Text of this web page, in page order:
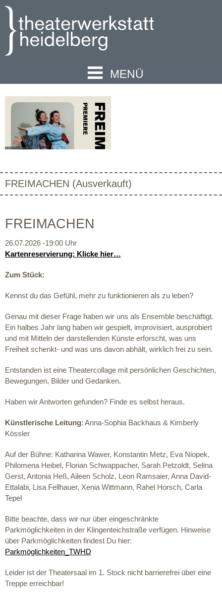
MENÜ
FREIMACHEN (Ausverkauft)
FREIMACHEN
26.07.2026 -19:00 Uhr
Kartenreservierung: Klicke hier…
Zum Stück:
Kennst du das Gefühl, mehr zu funktionieren als zu leben?
Genau mit dieser Frage haben wir uns als Ensemble beschäftigt.
Ein halbes Jahr lang haben wir gespielt, improvisiert, ausprobiert
und mit Mitteln der darstellenden Künste erforscht, was uns
Freiheit schenkt- und was uns davon abhält, wirklich frei zu sein.
Entstanden ist eine Theatercollage mit persönlichen Geschichten,
Bewegungen, Bilder und Gedanken.
Haben wir Antworten gefunden? Finde es selbst heraus.
Künstlerische Leitung: Anna-Sophia Backhaus & Kimberly
Kössler
Auf der Bühne: Katharina Wawer, Konstantin Metz, Eva Niopek,
Philomena Heibel, Florian Schwappacher, Sarah Petzoldt, Selina
Gerst, Antonia Heß, Aileen Scholz, Leon Ramsaier, Anna David-
Ettalabi, Lisa Fellhauer, Xenia Wittmann, Rahel Horsch, Carla
Tepel
Bitte beachte, dass wir nur über eingeschränkte
Parkmöglichkeiten in der Klingenteichstraße verfügen. Hinweise
über Parkmöglichkeiten findest Du hier:
Parkmöglichkeiten_TWHD
Leider ist der Theatersaal im 1. Stock nicht barrierefrei über eine
Treppe erreichbar!